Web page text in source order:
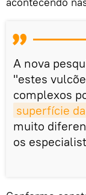
A nova
"estes
complexos
superfície
muito
os